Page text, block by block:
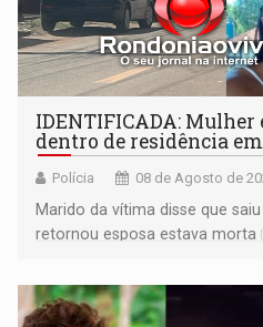
IDENTIFICADA:
dentro de residência
Polícia 08 de Agosto de
Marido da vítima disse que
retornou esposa estava morta